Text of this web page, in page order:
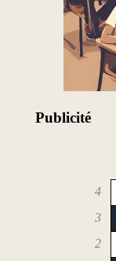
Publicité
4
3
2